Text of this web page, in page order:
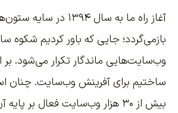
آغاز راه ما به سال
بازمی‌گردد؛ جایی که باور کردیم شکوه
وب‌سایت‌هایی ماندگار تکرار می‌شود. بر
ساختیم برای آفرینش وب‌سایت. چنان
بیش از ۳۰ هزار وب‌سایت فعال بر